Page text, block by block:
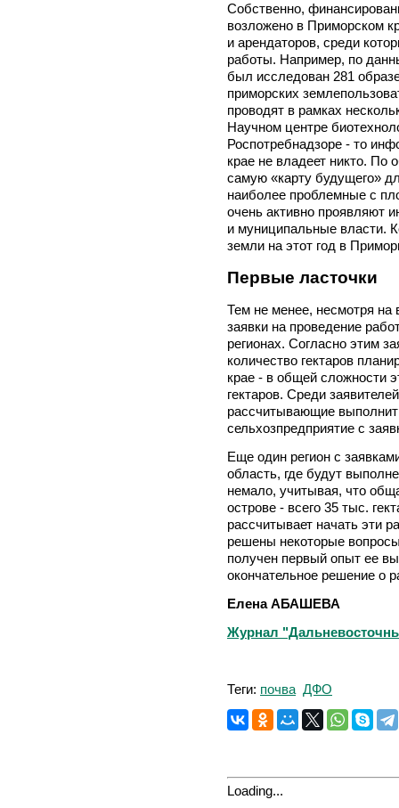
Собственно,
возложено в Приморском
и арендаторов, среди
работы. Например, по
был исследован 281
приморских
проводят в рамках
Научном центре
Роспотребнадзоре - то
крае не владеет никто. По
самую «карту будущего»
наиболее проблемные с
очень активно проявляют
и муниципальные власти.
земли на этот год в
Первые ласточки
Тем не менее, несмотря
заявки на проведение
регионах. Согласно этим
количество гектаров
крае - в общей сложности
гектаров. Среди
рассчитывающие
сельхозпредприятие с
Еще один регион с
область, где будут
немало, учитывая, что
острове - всего 35 тыс.
рассчитывает начать эти
решены некоторые
получен первый опыт ее
окончательное решение о
Елена АБАШЕВА
Журнал
Теги: почва ДФО
Loading...